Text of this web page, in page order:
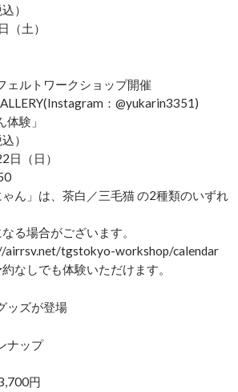
）
（土）
ェルトワークショップ開催
：@yukarin3351)
験」
）
（日）
ん」は、茶白／三毛猫 の2種類のいずれ
る場合がございます。
airrsv.net/tgstokyo-workshop/calendar
なしでも体験いただけます。
ッズが登場
ナップ
円